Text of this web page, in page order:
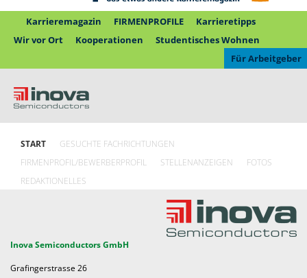
Karrieremagazin FIRMENPROFILE
Karrieretipps
Wir vor Ort
Kooperationen
Studentisches Wohnen
Für Arbeitgeber
START
GESUCHTE FACHRICHTUNGEN
FIRMENPROFIL/BEWERBERPROFIL
STELLENANZEIGEN
FOTOS
REDAKTIONELLES
Inova Semiconductors GmbH
Grafingerstrasse 26